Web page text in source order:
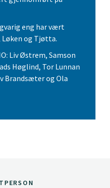
eng har vært
og Tjøtta.
Liv Østrem, Samson
Høglind, Tor Lunnan
Brandsæter og Ola